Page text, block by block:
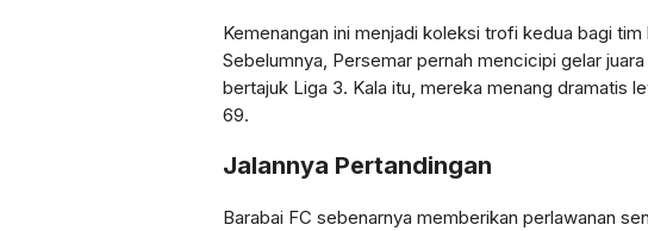
Kemenangan ini menjadi koleksi trofi kedua bagi
Sebelumnya, Persemar pernah mencicipi gelar
bertajuk Liga 3. Kala itu, mereka menang dramatis
69.
Jalannya Pertandingan
Barabai FC sebenarnya memberikan perlawanan